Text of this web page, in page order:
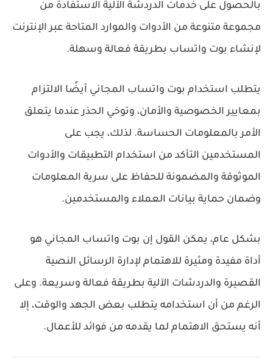
بالحصول على خدمات الدردشة الآلية الاستفادة من
مجموعة متنوعة من الأدوات والموارد المتاحة عبر الإنترنت
لإنشاء بوت واتساب بطريقة فعالة وسهلة.
يتطلب استخدام بوت واتساب المجاني أيضًا الالتزام
بمعايير الخصوصية والأمان، وتوخي الحذر عندما يتعلق
الأمر بالمعلومات الحساسة. لذلك، يجب على
المستخدمين التأكد من استخدام التطبيقات والأدوات
الموثوقة والمضمونة للحفاظ على سرية المعلومات
وضمان حماية بيانات العملاء والمستخدمين.
بشكل عام، يمكن القول إن بوت واتساب المجاني هو
أداة مفيدة ومثيرة للاهتمام لإدارة الرسائل النصية
القصيرة والدردشات الآلية بطريقة فعالة وسريعة. وعلى
الرغم من أن استخدامه يتطلب بعض الجهد والوقت، إلا
أنه يستحق الاهتمام لما يقدمه من فوائد للأعمال.